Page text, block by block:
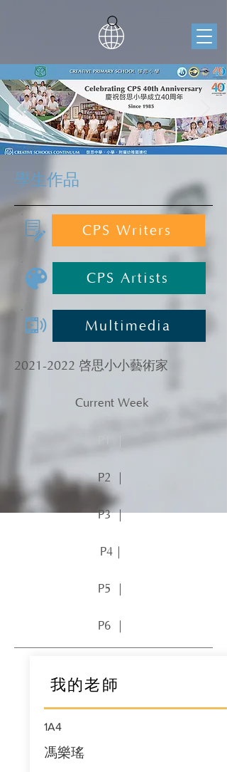
學生作品
CPS Writers
CPS Artists
Multimedia
2021-2022 啓思小小藝術家
Current Week
P2 ｜
P3 ｜
P4｜
P5 ｜
P6 ｜
我的老師
1A4
馮樂瑤